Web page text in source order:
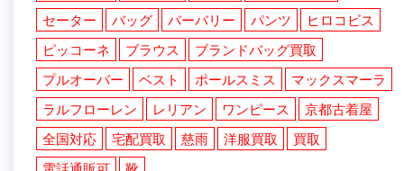
セーター
バッグ バーバリー パンツ
ヒロコビス
ピッコーネ
ブラウス
ブランドバッグ買取
プルオーバー
ベスト ポールスミス
マックスマーラ
ラルフローレン
レリアン ワンピース
京都古着屋
全国対応
宅配買取 慈雨 洋服買取
買取